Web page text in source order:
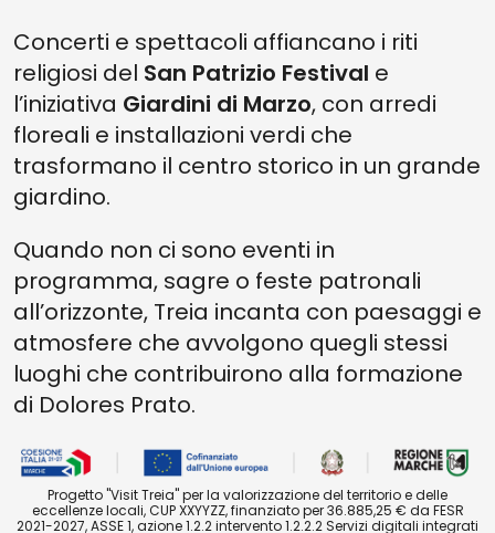
Concerti e spettacoli affiancano i riti
religiosi del San Patrizio Festival e
l’iniziativa Giardini di Marzo, con arredi
floreali e installazioni verdi che
trasformano il centro storico in un grande
giardino.
Quando non ci sono eventi in
programma, sagre o feste patronali
all’orizzonte, Treia incanta con paesaggi e
atmosfere che avvolgono quegli stessi
luoghi che contribuirono alla formazione
di Dolores Prato.
Progetto "Visit Treia" per la valorizzazione del territorio e delle
eccellenze locali, CUP XXYYZZ, finanziato per 36.885,25 € da FESR
2021-2027, ASSE 1, azione 1.2.2 intervento 1.2.2.2 Servizi digitali integrati